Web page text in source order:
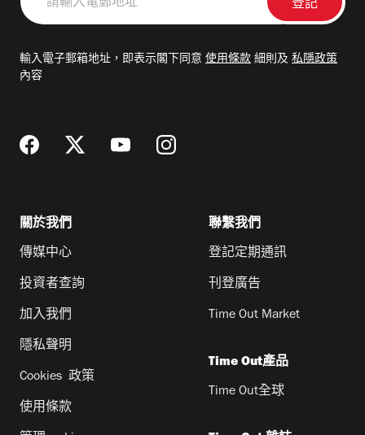
輸
郵
輸入電子郵箱地址，即表示閣下同意 使用條款 細則及 私隱政策
內容
關於我們
傳媒中心
投資者查詢
加入我們
隱私聲明
Cookies 政策
使用條款
聯繫我們
登記定期通訊
刊登廣告
Time Out Market
Time Out產品
Time Out全球